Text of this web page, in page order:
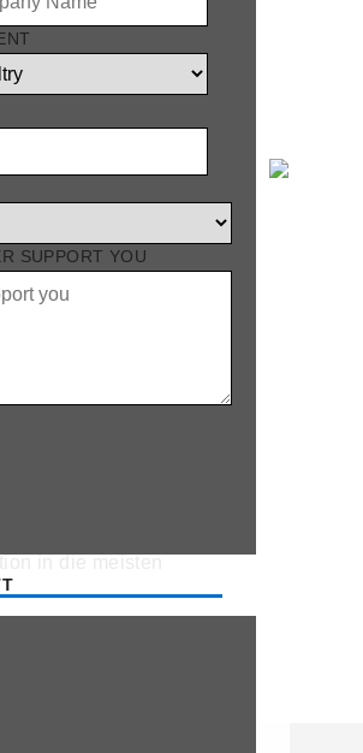
SUPPORT YOU
für die
für Geflügel- und
energieeffiziente
tragen
zu maximieren, was zu
Energieverbrauch
zur
für
Durch die
in die meisten